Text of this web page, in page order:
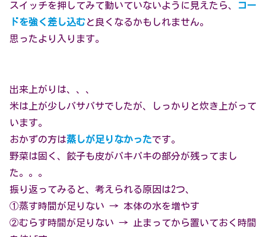
スイッチを押してみて動いていないように見えたら、
コー
ドを強く差し込むと良くなるかもしれません。
思ったより入ります。
出来上がりは、、、
米は上が少しパサパサでしたが、しっかりと炊き上がって
います。
おかずの方は蒸しが足りなかったです。
野菜は固く、餃子も皮がパキパキの部分が残ってまし
た。。。
振り返ってみると、考えられる原因は2つ、
①蒸す時間が足りない → 本体の水を増やす
②むらす時間が足りない → 止まってから置いておく時間